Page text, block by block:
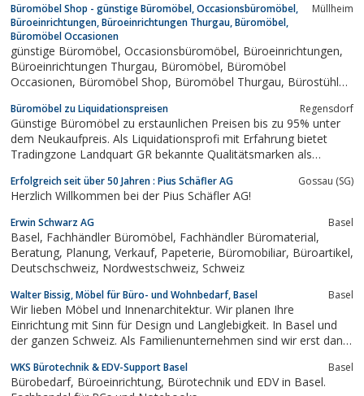
Büromöbel Shop - günstige Büromöbel, Occasionsbüromöbel,
Büroeinrichtungen, Büroeinrichtungen Thurgau, Büromöbel,
Büromöbel Occasionen
Müllheim
günstige Büromöbel, Occasionsbüromöbel, Büroeinrichtungen,
Büroeinrichtungen Thurgau, Büromöbel, Büromöbel
Occasionen, Büromöbel Shop, Büromöbel Thurgau, Bürostühle
Büromöbel zu Liquidationspreisen Regensdorf
Günstige Büromöbel zu erstaunlichen Preisen bis zu 95% unter
dem Neukaufpreis. Als Liquidationsprofi mit Erfahrung bietet
Tradingzone Landquart GR bekannte Qualitätsmarken als
und Ausstellungsfläche finden Privatpersonen, Unternehmer -
vom Selbstständigen bis zum...
Erfolgreich seit über 50 Jahren : Pius Schäfler AG Gossau (SG)
Herzlich Willkommen bei der Pius Schäfler AG!
Erwin Schwarz AG Basel
Basel, Fachhändler Büromöbel, Fachhändler Büromaterial,
Beratung, Planung, Verkauf, Papeterie, Büromobiliar, Büroartikel,
Deutschschweiz, Nordwestschweiz, Schweiz
Walter Bissig, Möbel für Büro- und Wohnbedarf, Basel Basel
Wir lieben Möbel und Innenarchitektur. Wir planen Ihre
Einrichtung mit Sinn für Design und Langlebigkeit. In Basel und
der ganzen Schweiz. Als Familienunternehmen sind wir erst dann
WKS Bürotechnik & EDV-Support Basel Basel
Bürobedarf, Büroeinrichtung, Bürotechnik und EDV in Basel.